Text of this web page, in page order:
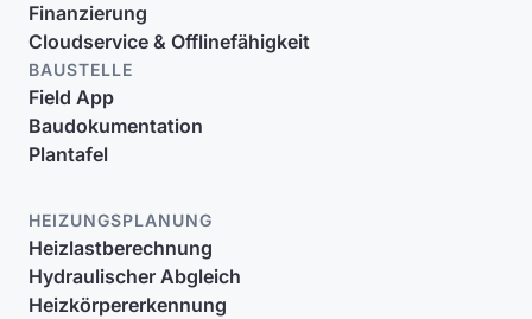
Finanzierung
Cloudservice & Offlinefähigkeit
BAUSTELLE
Field App
Baudokumentation
Plantafel
HEIZUNGSPLANUNG
Heizlastberechnung
Hydraulischer Abgleich
Heizkörpererkennung